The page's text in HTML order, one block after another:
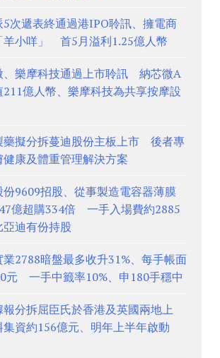
5次遞表終通過港IPO聆訊、擁電商
羊小咩」 首5月溢利1.25億人幣
、樂摩科技通過上市聆訊 納芯微A
211億人幣、樂摩科技為共享按摩設
藥擬分拆蔓迪股份主板上市 後者專
健康及體重管理解決方案
份9609招股、從事製造電容器薄膜
億超購334倍 一手入場費約2885
亞迪有份持股
業2788暗盤最多收升31%、每手帳面
元 一手中籤率10%、申180手穩中
報分拆屈臣氏於香港及英國兩地上
資約156億元、明年上半年啟動